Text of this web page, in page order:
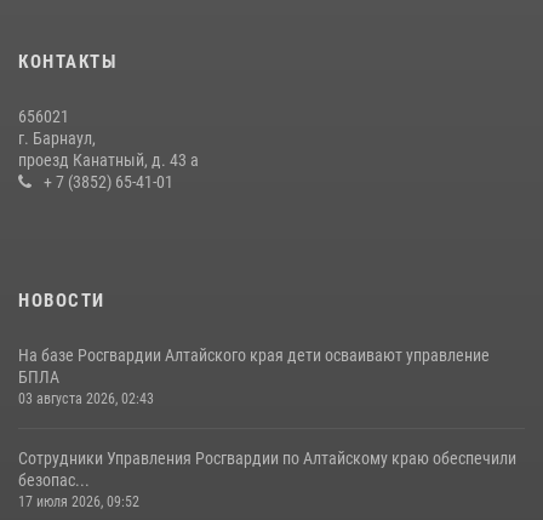
КОНТАКТЫ
656021
г. Барнаул,
проезд Канатный, д. 43 а
+ 7 (3852) 65-41-01
НОВОСТИ
На базе Росгвардии Алтайского края дети осваивают управление
БПЛА
03 августа 2026, 02:43
Сотрудники Управления Росгвардии по Алтайскому краю обеспечили
безопас...
17 июля 2026, 09:52